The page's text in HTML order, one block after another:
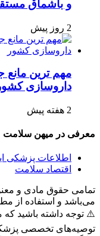
و باشماق
2 روز پیش
مهم ترین
داروسازی
2 هفته پیش
معرفی در میهن سلامت
اطلاعات پزشکی
اقتصاد سلامت
تمامی حقوق مادی و
می‌باشد و استفاده از
⚠️ توجه داشته باشید
توصیه‌های تخصصی